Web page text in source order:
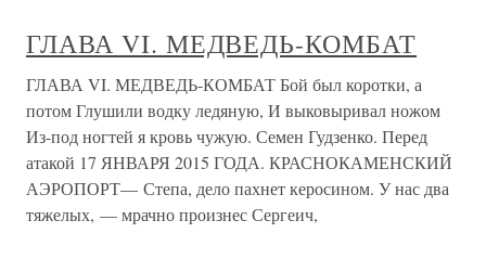
ГЛАВА VI. МЕДВЕДЬ-КОМБАТ
ГЛАВА VI. МЕДВЕДЬ-КОМБАТ Бой был коротки, а
потом Глушили водку ледяную, И выковыривал ножом
Из-под ногтей я кровь чужую. Семен Гудзенко. Перед
атакой 17 ЯНВАРЯ 2015 ГОДА. КРАСНОКАМЕНСКИЙ
АЭРОПОРТ— Степа, дело пахнет керосином. У нас два
тяжелых, — мрачно произнес Сергеич,